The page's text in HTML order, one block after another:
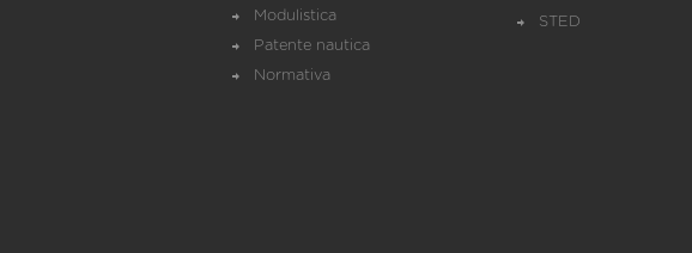
Modulistica
Patente nautica
Normativa
STED